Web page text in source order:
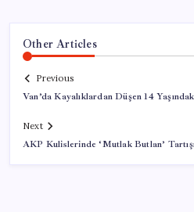
Other Articles
Previous
Van’da Kayalıklardan Düşen 14
Next
AKP Kulislerinde ‘Mutlak Butlan’